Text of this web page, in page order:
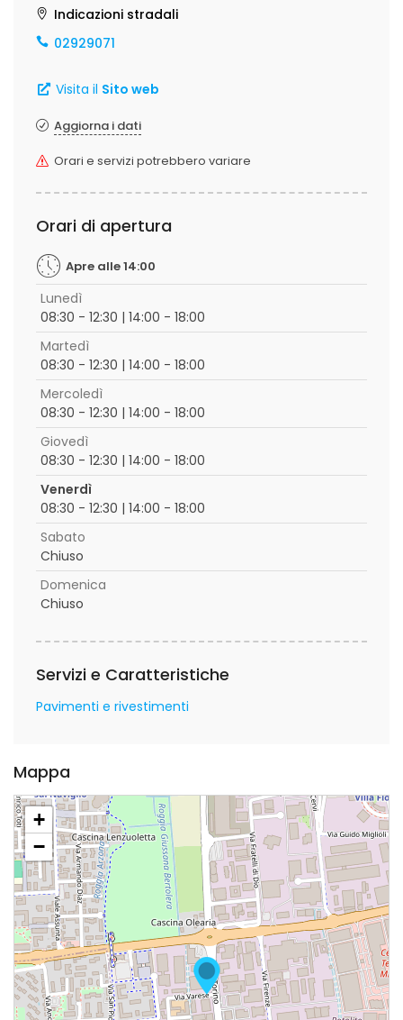
Indicazioni stradali
02929071
Visita il Sito web
Aggiorna i dati
Orari e servizi potrebbero variare
Orari di apertura
Apre alle 14:00
Lunedì
08:30 - 12:30 | 14:00 - 18:00
Martedì
08:30 - 12:30 | 14:00 - 18:00
Mercoledì
08:30 - 12:30 | 14:00 - 18:00
Giovedì
08:30 - 12:30 | 14:00 - 18:00
Venerdì
08:30 - 12:30 | 14:00 - 18:00
Sabato
Chiuso
Domenica
Chiuso
Servizi e Caratteristiche
Pavimenti e rivestimenti
Mappa
+
−